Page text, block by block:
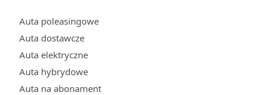
Auta poleasingowe
Auta dostawcze
Auta elektryczne
Auta hybrydowe
Auta na abonament